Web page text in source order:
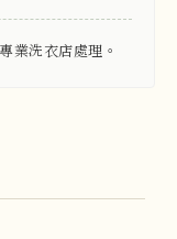
業洗衣店處理。